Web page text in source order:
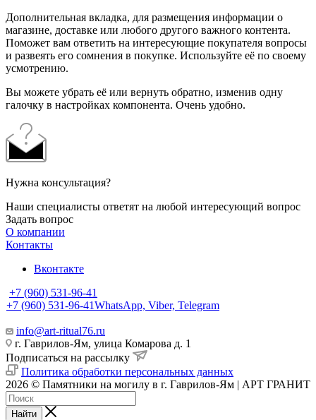
Дополнительная вкладка, для размещения информации о
магазине, доставке или любого другого важного контента.
Поможет вам ответить на интересующие покупателя вопросы
и развеять его сомнения в покупке. Используйте её по своему
усмотрению.
Вы можете убрать её или вернуть обратно, изменив одну
галочку в настройках компонента. Очень удобно.
Нужна консультация?
Наши специалисты ответят на любой интересующий вопрос
Задать вопрос
О компании
Контакты
Вконтакте
+7 (960) 531-96-41
+7 (960) 531-96-41WhatsApp, Viber, Telegram
info@art-ritual76.ru
г. Гаврилов-Ям, улица Комарова д. 1
Подписаться на рассылку
Политика обработки персональных данных
2026 © Памятники на могилу в г. Гаврилов-Ям | АРТ ГРАНИТ
Найти